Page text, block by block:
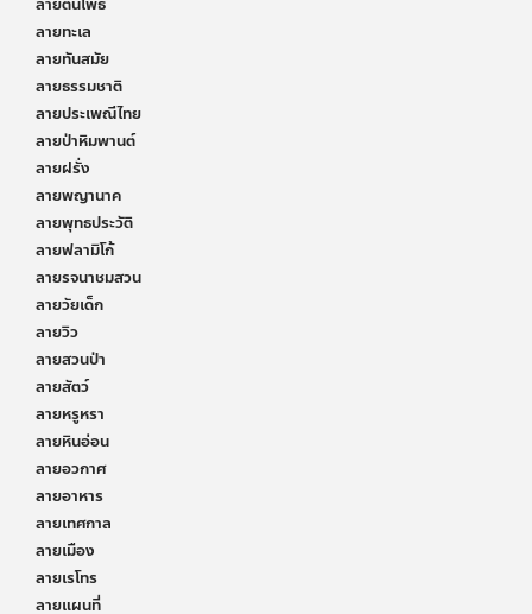
ลายต้นโพธิ์
ลายทะเล
ลายทันสมัย
ลายธรรมชาติ
ลายประเพณีไทย
ลายป่าหิมพานต์
ลายฝรั่ง
ลายพญานาค
ลายพุทธประวัติ
ลายฟลามิโก้
ลายรจนาชมสวน
ลายวัยเด็ก
ลายวิว
ลายสวนป่า
ลายสัตว์
ลายหรูหรา
ลายหินอ่อน
ลายอวกาศ
ลายอาหาร
ลายเทศกาล
ลายเมือง
ลายเรโทร
ลายแผนที่